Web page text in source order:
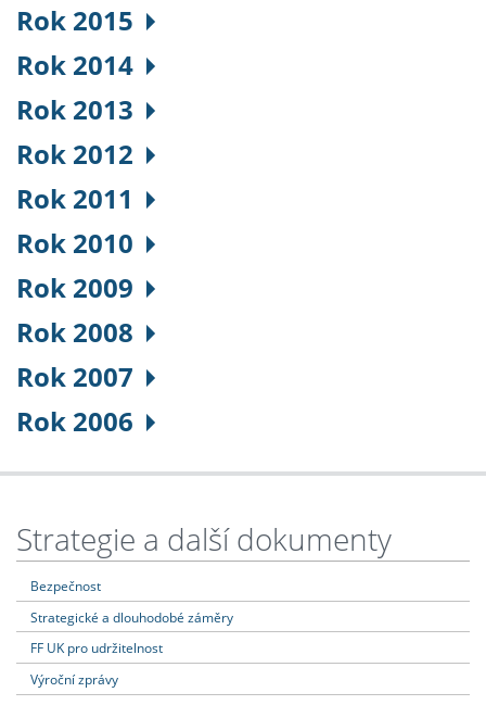
Rok 2015
Rok 2014
Rok 2013
Rok 2012
Rok 2011
Rok 2010
Rok 2009
Rok 2008
Rok 2007
Rok 2006
Strategie a další dokumenty
Bezpečnost
Strategické a dlouhodobé záměry
FF UK pro udržitelnost
Výroční zprávy